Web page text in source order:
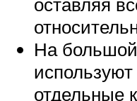
На
отдельные